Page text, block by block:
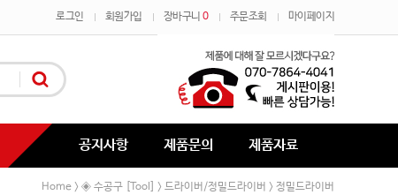
로그인 회원가입 장바구니 0 주문조회 마이페이지
공지사항 제품문의 제품자료
Home > ◈ 수공구 [Tool] > 드라이버/정밀드라이버 > 정밀드라이버